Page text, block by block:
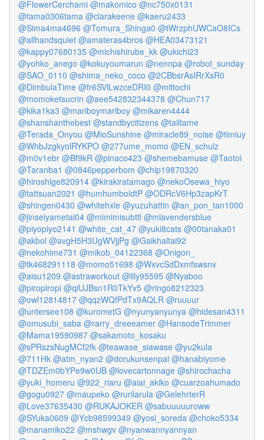
@FlowerCerchami @makomico @nc750x0131
@tama0306tama @clarakeene @kaeru2433
@Sima4ma4696 @Tomura_Shinga0 @tWrzphUWCaO8ICs
@allhandsquiet @amateras4bros @HEA03473121
@kappy07680135 @michishirube_kk @ukichi23
@yohko_anego @kokuyoumarun @nennpa @robot_sunday
@SAO_0110 @shima_neko_coco @2CBbsrAsIRrXsR0
@DimbulaTime @fr6SVlLwzceDRI0 @mittochi
@momoketsucrin @aee542832344378 @Chun717
@kika1ka3 @mariboymariboy @mikaren4444
@shanshanthebest @standbycitizens @tailtame
@Terada_Onyou @MioSunshine @miracle89_noise @timiuy
@WhbJzgkyolRYKPO @277ume_momo @EN_schulz
@m0v1ebr @Bf9kR @pinaco423 @shemebamuse @Taotoi
@Taranba1 @0846pepperbom @chip19870320
@hiroshige820914 @kirakiratamago @nekoOsewa_hiyo
@tattsuan2021 @humhumboldtP @ODRcV6Hp3zapKrT
@shingen0430 @whitehxle @yuzuhattin @an_pon_tan1000
@jinseiyametai04 @mimimisubttl @mlavendersblue
@piyopiyo2141 @white_cat_47 @yuki8cats @00tanaka01
@akbol @avgH5H3UgWVjjPg @Gaikhaltai92
@nekohime731 @mikob_04122368 @Onigon_
@tk468291118 @momo51698 @WxvcSdDxmfswsnv
@aisu1209 @astraworkout @lily95595 @Nyaboo
@piropiropi @qiUJBsn1R0TkYv5 @ringo8212323
@owl12814817 @qqzWQfPdTx9AQLR @ruuuur
@untersee108 @kurometG @nyunyanyunya @hidesan4311
@omusubi_saba @rarry_dreeeamer @HansodeTrimmer
@Mama19590987 @sakamoto_kosaku
@sPRszsNugMCf2fk @teawase_siawase @yu2kula
@711Hk @atm_nyan2 @dorukunsenpai @hanabiyome
@TDZEm0bYPe9w0UB @lovecartonnage @shirochacha
@yuki_homeru @922_riaru @aiai_akiko @cuarzoahumado
@gogu0927 @maupeko @rurilarula @GelehrterR
@Love37635430 @RUKAJOKER @sabuuuuuroww
@SYuka0609 @Ycb98599349 @yosi_soreda @choko5334
@manamiko22 @mshwgv @nyanwannyannyan